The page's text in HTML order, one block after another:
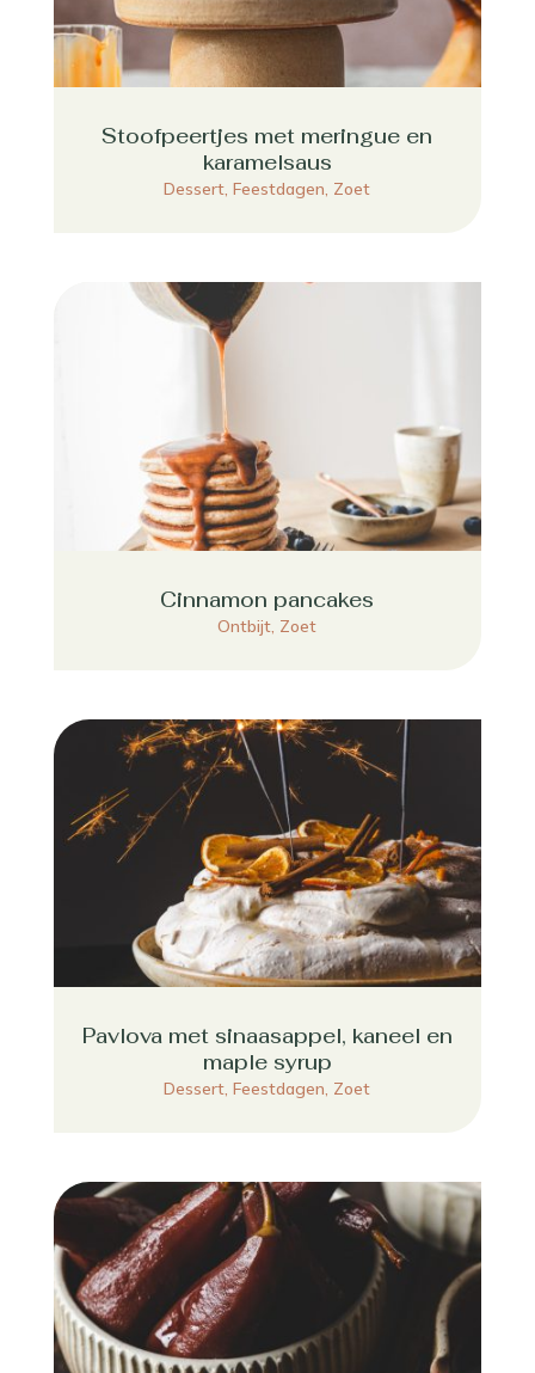
Stoofpeertjes met meringue en
karamelsaus
Dessert,Feestdagen, Zoet
Cinnamon pancakes
Ontbijt, Zoet
Pavlova met sinaasappel, kaneel en
maple syrup
Dessert,Feestdagen, Zoet